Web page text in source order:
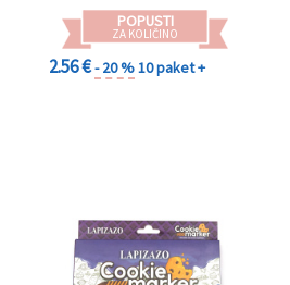
POPUSTI
ZA KOLIČINO
2.56 €- 20 %10 paket +